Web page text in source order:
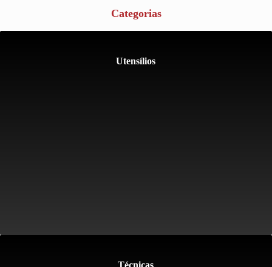
Categorias
Utensílios
Técnicas